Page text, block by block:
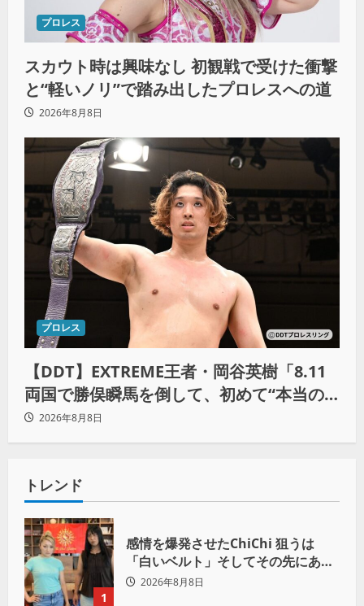
プロレス
スカウト時は興味なし 初観戦で受けた衝撃
と“軽いノリ”で踏み出したプロレスへの道
2026年8月8日
プロレス
【DDT】EXTREME王者・岡谷英樹「8.11
両国で勝俣瞬馬を倒して、初めて“本当の
王者”になれる」
2026年8月8日
トレンド
1
感情を爆発させたChiChi 狙うは
「白いベルト」そしてその先にある
世界へ
2026年8月8日